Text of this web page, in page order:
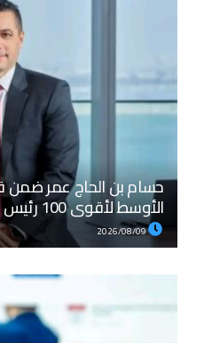
حسام بن الحاج عمر
الأوسط لأقوى 100 رئيس تنفيذي لعام 2026
2026/08/09